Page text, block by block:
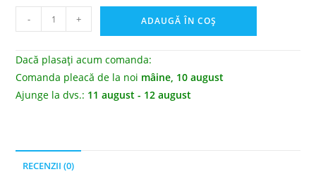
- + ADAUGĂ ÎN COȘ
Dacă plasați acum comanda:
Comanda pleacă de la noi mâine, 10 august
Ajunge la dvs.: 11 august - 12 august
RECENZII (0)